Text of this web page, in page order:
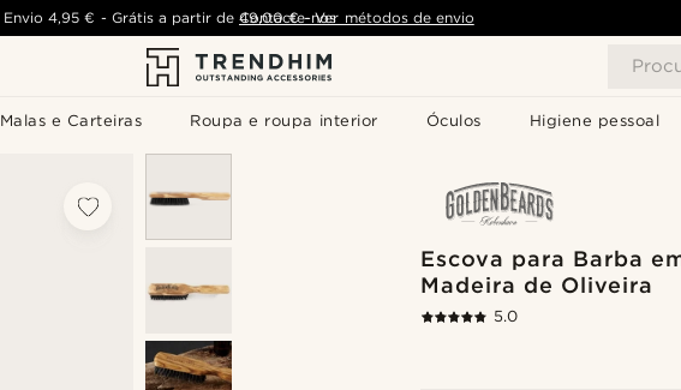
Malas e Carteiras Roupa e roupa interior Óculos Higiene pessoal
Envio 4,95 € - Grátis a partir de 49,00 € - Ver métodos de envio
Contacte-nos
Escova para Barba
Madeira de Oliveira
5.0